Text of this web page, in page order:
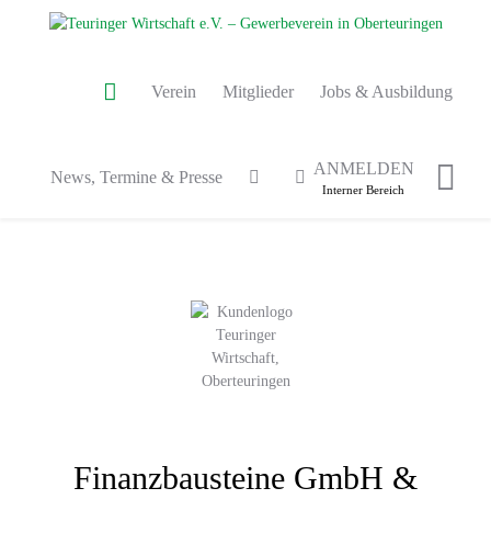
Verein Mitglieder Jobs & Ausbildung
News, Termine & Presse ANMELDEN
Interner Bereich
Finanzbausteine GmbH &